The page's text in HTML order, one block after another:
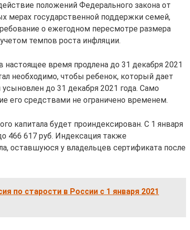
положений Федерального закона от
мерах государственной поддержки семей,
о ежегодном пересмотре размера
темпов роста инфляции.
время продлена до 31 декабря 2021
необходимо, чтобы ребенок, который дает
до 31 декабря 2021 года. Само
его средствами не ограничено временем.
капитала будет проиндексирован. С 1 января
466 617 руб. Индексация также
оставшуюся у владельцев сертификата после
по старости в России с 1 января 2021